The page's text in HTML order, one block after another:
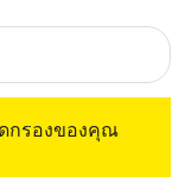
กรองของคุณ